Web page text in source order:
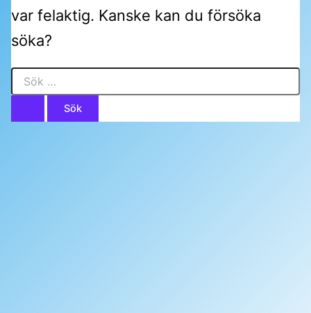
var felaktig. Kanske kan du försöka
söka?
Sök
efter: